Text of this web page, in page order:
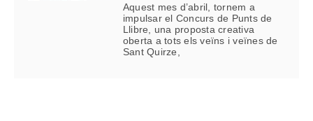
Aquest mes d’abril, tornem a
impulsar el Concurs de Punts de
Llibre, una proposta creativa
oberta a tots els veïns i veïnes de
Sant Quirze,